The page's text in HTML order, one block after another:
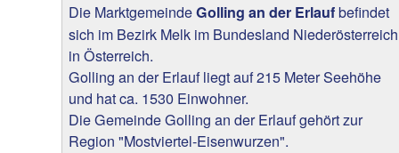
Die MarktgemeindeGolling an der Erlaufbefindet
sich im Bezirk Melk im Bundesland Niederösterreich
in Österreich.
Golling an der Erlauf liegt auf 215 Meter Seehöhe
und hat ca. 1530 Einwohner.
Die Gemeinde Golling an der Erlauf gehört zur
Region "Mostviertel-Eisenwurzen".